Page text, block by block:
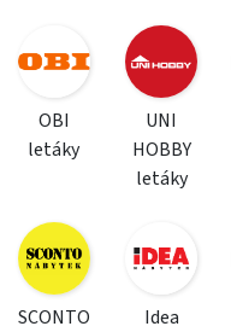
OBI
letáky
UNI
HOBBY
letáky
SCONTO
Idea